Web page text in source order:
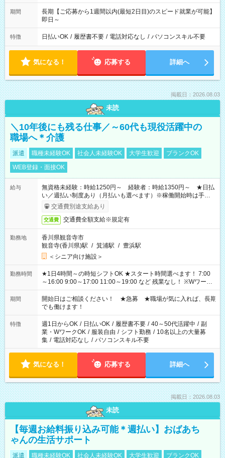
期間
長期【ご応募から1週間以内(最短2日目)のスピード就業が可能】
即日～
特徴 日払いOK / 履歴書不要 / 電話対応なし / パソコンスキル不要
気になる！ 応募する 詳細へ
掲載日：2026.08.03
未読
＼10年後にも残る仕事／～60代も現役活躍中の
職場へ＊介護
派遣 職種未経験OK 社会人未経験OK 大学生歓迎
ブランクOK
WEB登録・面接OK
給与
無資格未経験：時給1250円～ 経験者：時給1350円～ ★日払
い／週払い制度あり（月払いも選べます）※稼働開始時は手続き
完了次第のお支払いとなります。
交通費別途支給あり
交通費 交通費全額支給※規定有
勤務地
香川県観音寺市
観音寺(香川県)駅 / 箕浦駅 / 豊浜駅
＜シニア向け施設＞
勤務時間
★1日4時間～の時短シフトOK ★スタート時間選べます！ 7:00
～16:00 9:00～17:00 11:00～19:00 など 残業なし！ ※Wワーク
の場合、他のお仕事と合わせ週40時間超の就業はご案内できま
せん ※法令に基づき、週20時間以上勤務は社会保険への加入対
象となります ※労働者派遣法（日雇い派遣の原則禁止）によ
り、短時間・短期間の就業はご案内が難しい場合があります
期間
開始日はご相談ください！ ★急募 ★職場が気に入れば、長期
でも働けます！
特徴 週1日からOK / 日払いOK / 履歴書不要 / 40～50代活躍中 / 副
業・WワークOK / 服装自由 / シフト勤務 / 10名以上の大量募
集 / 電話対応なし / パソコンスキル不要
気になる！ 応募する 詳細へ
掲載日：2026.08.03
未読
【毎週お給料振り込み可能＊週払い】おばあち
ゃんの生活サポート
派遣 職種未経験OK 社会人未経験OK 大学生歓迎 ブランクOK